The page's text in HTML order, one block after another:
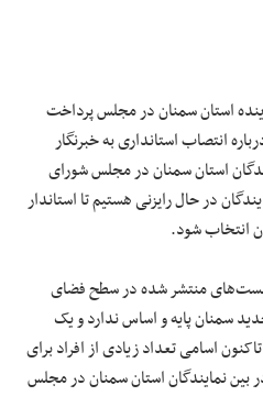
استان سمنان در مجلس پرداخت
انتصاب استانداری به خبرنگار
استان سمنان در مجلس شورای
در حال رایزنی هستیم تا استاندار
انتخاب شود.
منتشر شده در سطح فضای
سمنان پایه و اساس ندارد و یک
تاکنون اسامی تعداد زیادی از افراد برای
نمایندگان استان سمنان در مجلس